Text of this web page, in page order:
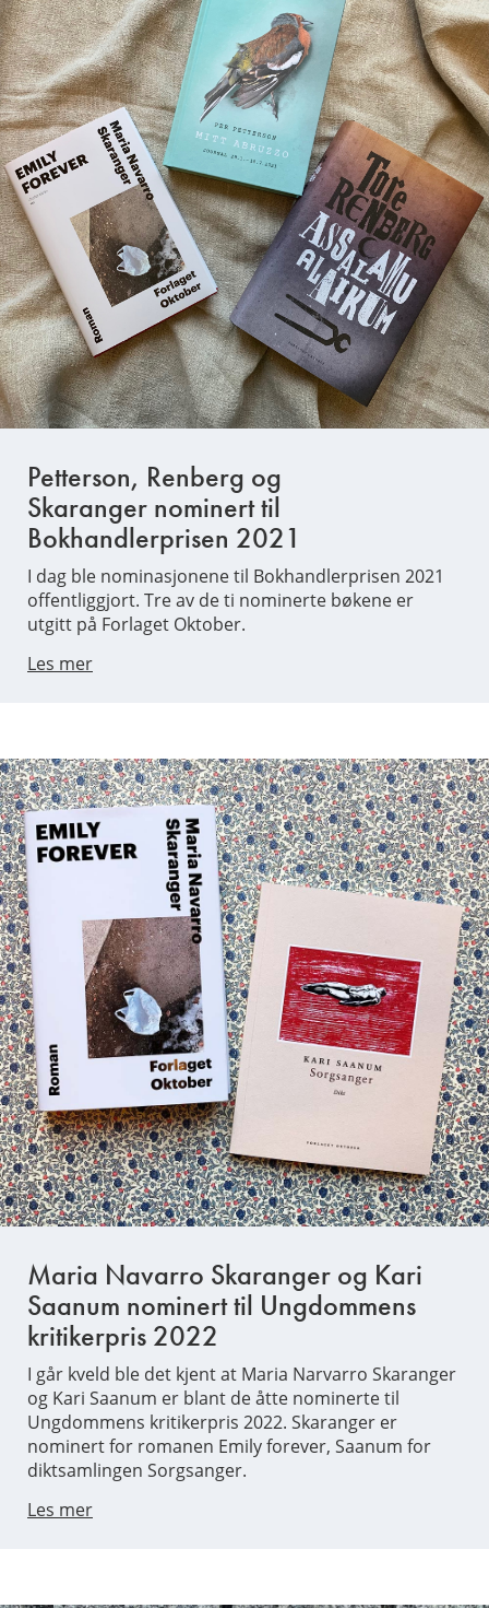
Petterson, Renberg og
Skaranger nominert til
Bokhandlerprisen 2021
I dag ble nominasjonene til Bokhandlerprisen 2021
offentliggjort. Tre av de ti nominerte bøkene er
utgitt på Forlaget Oktober.
Les mer
Maria Navarro Skaranger og Kari
Saanum nominert til Ungdommens
kritikerpris 2022
I går kveld ble det kjent at Maria Narvarro Skaranger
og Kari Saanum er blant de åtte nominerte til
Ungdommens kritikerpris 2022. Skaranger er
nominert for romanen Emily forever, Saanum for
diktsamlingen Sorgsanger.
Les mer